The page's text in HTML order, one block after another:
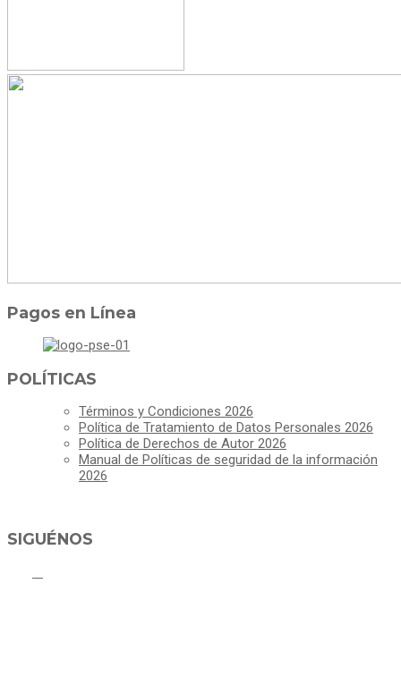
Pagos en Línea
POLÍTICAS
Términos y Condiciones 2026
Política de Tratamiento de Datos Personales 2026
Política de Derechos de Autor 2026
Manual de Políticas de seguridad de la información
2026
SIGUÉNOS